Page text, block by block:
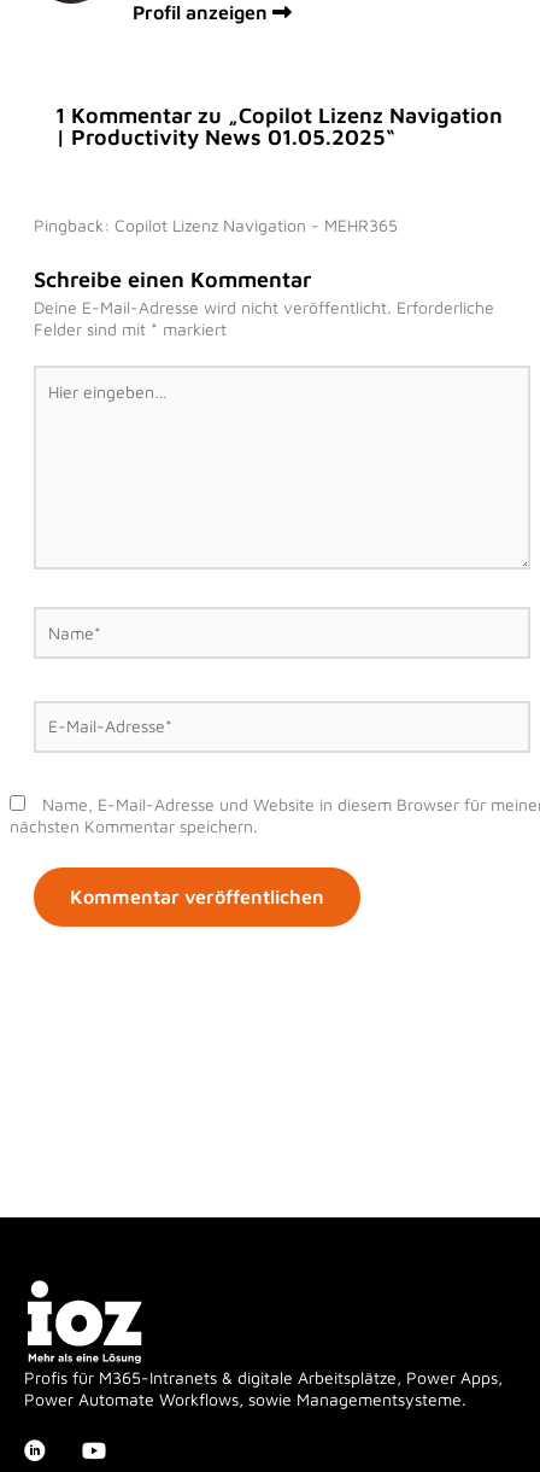
Profil anzeigen
1 Kommentar zu „Copilot Lizenz Navigation
| Productivity News 01.05.2025“
Pingback: Copilot Lizenz Navigation - MEHR365
Schreibe einen Kommentar
Deine E-Mail-Adresse wird nicht veröffentlicht. Erforderliche
Felder sind mit * markiert
Hier
eingeben…
Name*
E-
Mail-
Adresse*
Name, E-Mail-Adresse und Website in diesem Browser für
nächsten Kommentar speichern.
Profis für M365-Intranets & digitale Arbeitsplätze, Power Apps,
Power Automate Workflows, sowie Managementsysteme.